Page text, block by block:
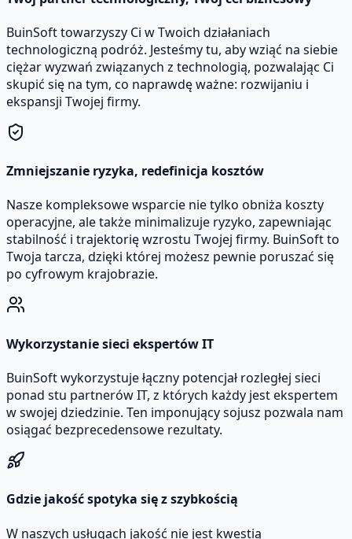
BuinSoft towarzyszy Ci w Twoich działaniach
technologiczną podróż. Jesteśmy tu, aby wziąć na siebie
ciężar wyzwań związanych z technologią, pozwalając Ci
skupić się na tym, co naprawdę ważne: rozwijaniu i
ekspansji Twojej firmy.
Zmniejszanie ryzyka, redefinicja kosztów
Nasze kompleksowe wsparcie nie tylko obniża koszty
operacyjne, ale także minimalizuje ryzyko, zapewniając
stabilność i trajektorię wzrostu Twojej firmy. BuinSoft to
Twoja tarcza, dzięki której możesz pewnie poruszać się
po cyfrowym krajobrazie.
Wykorzystanie sieci ekspertów IT
BuinSoft wykorzystuje łączny potencjał rozległej sieci
ponad stu partnerów IT, z których każdy jest ekspertem
w swojej dziedzinie. Ten imponujący sojusz pozwala nam
osiągać bezprecedensowe rezultaty.
Gdzie jakość spotyka się z szybkością
W naszych usługach jakość nie jest kwestią